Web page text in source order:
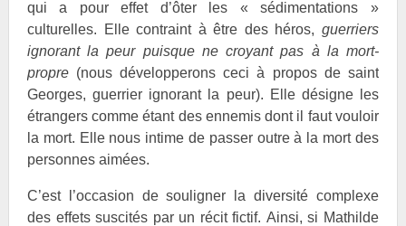
qui a pour effet d’ôter les « sédimentations »
culturelles. Elle contraint à être des héros, guerriers
ignorant la peur puisque ne croyant pas à la mort-
propre (nous développerons ceci à propos de saint
Georges, guerrier ignorant la peur). Elle désigne les
étrangers comme étant des ennemis dont il faut vouloir
la mort. Elle nous intime de passer outre à la mort des
personnes aimées.
C’est l’occasion de souligner la diversité complexe
des effets suscités par un récit fictif. Ainsi, si Mathilde